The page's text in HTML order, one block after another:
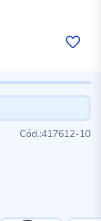
417612-10